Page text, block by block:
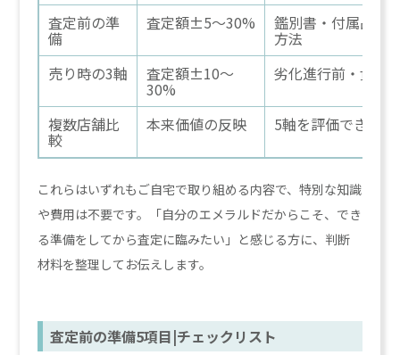
査定前の準
備
査定額±5〜30% 鑑別書・付属品・
方法
売り時の3軸
査定額±10〜
30%
劣化進行前・貴金
複数店舗比
較
本来価値の反映 5軸を評価できる
これらはいずれもご自宅で取り組める内容で、特別な知識
や費用は不要です。「自分のエメラルドだからこそ、でき
る準備をしてから査定に臨みたい」と感じる方に、判断
材料を整理してお伝えします。
査定前の準備5項目|チェックリスト